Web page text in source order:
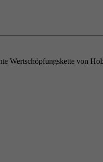
Wertschöpfungskette von